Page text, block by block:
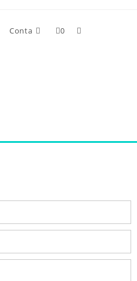
Conta 0